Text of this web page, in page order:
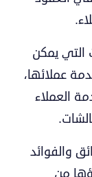
التي يمكن
عملائها،
العملاء
والفوائد